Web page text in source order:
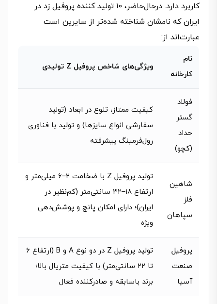
کاربرد دارد. درحال‌حاضر، 10 تولید کننده پروفیل زد در
ایران که نامشان شناخته شده‌تر از سایرین است
عبارت‌اند از:
نام
کارخانه
ویژگی‌های شاخص پروفیل Z تولیدی
فولاد
گستر
حداد
(کچو)
کیفیت ممتاز، تنوع در ابعاد (تولید
سفارشی انواع سایزها) و تولید با فناوری
رول‌فرمینگ پیشرفته
شاهین
فلز
سپاهان
تولید پروفیل Z با ضخامت ۲–۶ میلی‌متر و
ارتفاع ۱۸–۳۲ سانتی‌متر (کم‌نظیر در
ایران)؛ دارای امکان پانچ و پوشش‌دهی
ویژه
پروفیل
صنعت
آسیا
تولید پروفیل Z در دو نوع A و B (ارتفاع ۶
تا ۲۲ سانتی‌متر) با کیفیت متریال بالا؛
برند باسابقه و صادرکننده فعال